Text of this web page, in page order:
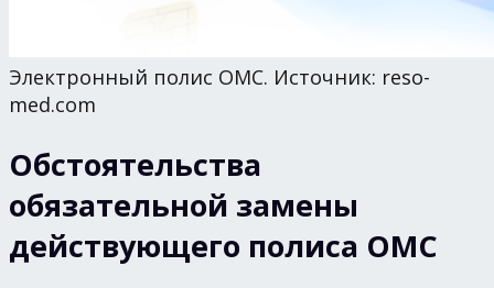
Электронный полис ОМС. Источник: reso-
med.com
Обстоятельства
обязательной замены
действующего полиса ОМС